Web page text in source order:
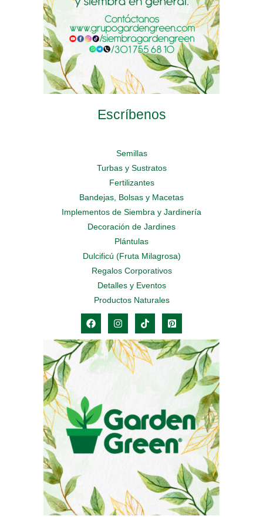
de
producto
de
producto
producto
Escríbenos
Semillas
Turbas y Sustratos
Fertilizantes
Bandejas, Bolsas y Macetas
Implementos de Siembra y Jardinería
Decoración de Jardines
Plántulas
Dulcificú (Fruta Milagrosa)
Regalos Corporativos
Detalles y Eventos
Productos Naturales